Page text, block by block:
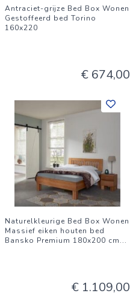
Antraciet-grijze Bed Box Wonen
Gestoffeerd bed Torino
160x220
€ 674,00
Naturelkleurige Bed Box Wonen
Massief eiken houten bed
Bansko Premium 180x200 cm...
€ 1.109,00